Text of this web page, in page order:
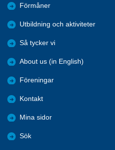
Förmåner
Utbildning och aktiviteter
Så tycker vi
About us (in English)
Föreningar
Kontakt
Mina sidor
Sök